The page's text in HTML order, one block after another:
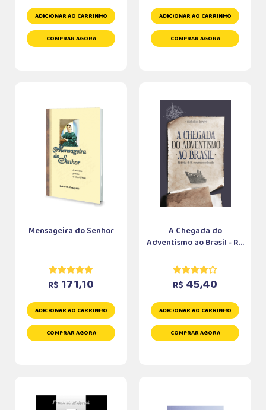
ADICIONAR AO CARRINHO
COMPRAR AGORA
ADICIONAR AO CARRINHO
COMPRAR AGORA
Mensageira do Senhor
R$ 171,10
ADICIONAR AO CARRINHO
COMPRAR AGORA
A Chegada do
Adventismo ao Brasil - R...
R$ 45,40
ADICIONAR AO CARRINHO
COMPRAR AGORA